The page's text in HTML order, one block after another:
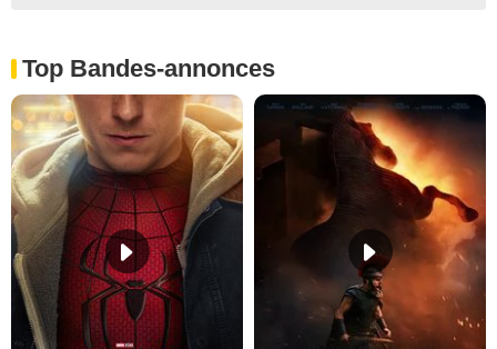
Top Bandes-annonces